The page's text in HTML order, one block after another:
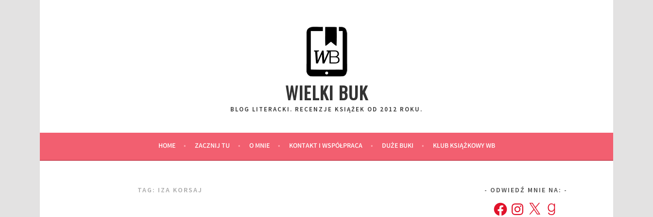
WIELKI BUK
BLOG LITERACKI. RECENZJE KSIĄŻEK OD 2012 ROKU.
HOME ZACZNIJ TU O MNIE KONTAKT I WSPÓŁPRACA DUŻE BUKI KLUB KSIĄŻKOWY WB
TAG: IZA KORSAJ ODWIEDŹ MNIE NA:
FacebookInstagram
X Goodreads